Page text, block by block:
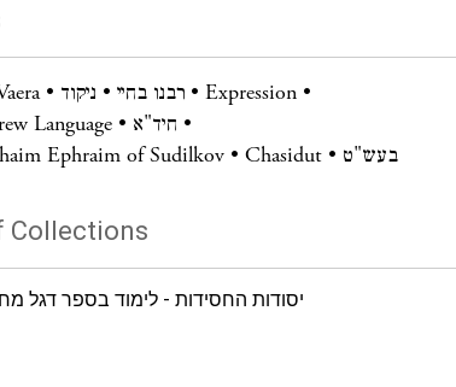
ניקוד רבנו בחיי
Expression
Language
חיד"א
Ephraim of Sudilkov
Chasidut בעש"ט
Collections
יסודות החסידות - לימוד בספר דגל